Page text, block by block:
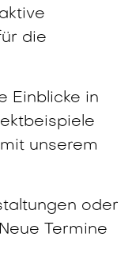
die
Einblicke in
unserem
oder
Termine